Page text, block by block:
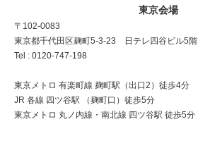
東京会場
〒102-0083
東京都千代田区麹町5-3-23 日テレ四谷ビル5階
Tel : 0120-747-198
東京メトロ 有楽町線 麹町駅（出口2）徒歩4分
JR 各線 四ツ谷駅 （麹町口）徒歩5分
東京メトロ 丸ノ内線・南北線 四ツ谷駅 徒歩5分